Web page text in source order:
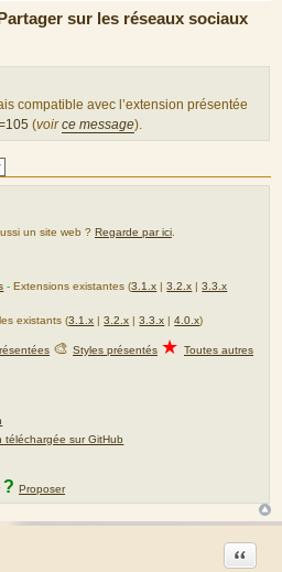
sur les réseaux sociaux
compatible avec l’extension présentée
(voirce message).
un site web ? Regarde par ici
-Extensions existantes (3.1.x |3.2.x |3.3.x
existants (3.1.x |3.2.x |3.3.x |4.0.x)
🎨 Styles présentés ★ Toutes autres
téléchargée sur GitHub
? Proposer
Citation